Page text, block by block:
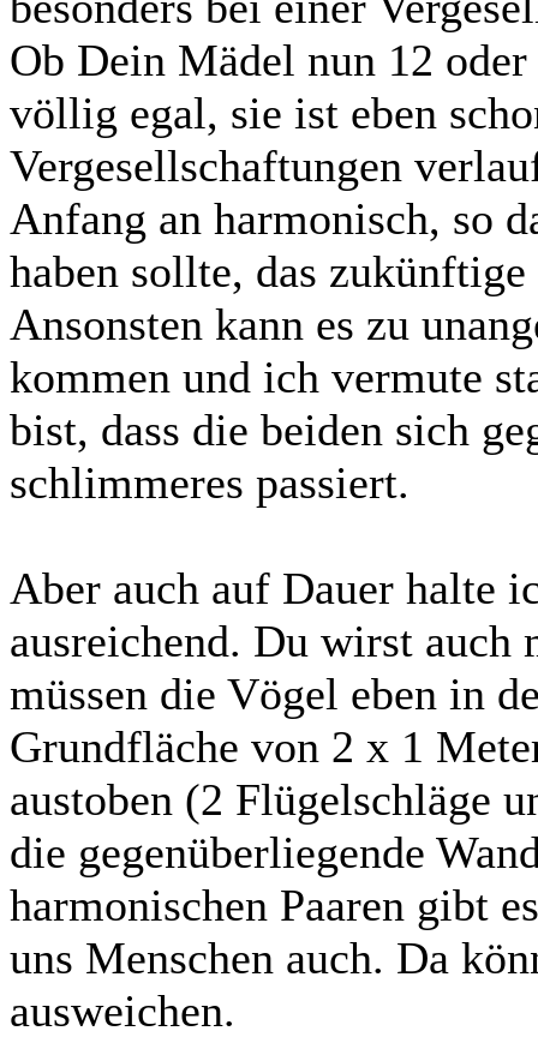
Ob Dein Mädel nun 12
völlig egal, sie ist eben
Vergesellschaftungen
Anfang an harmonisch, so
haben sollte, das
Ansonsten kann es zu
kommen und ich vermute
bist, dass die beiden sich
schlimmeres passiert.
Aber auch auf Dauer halte
ausreichend. Du wirst auch
müssen die Vögel eben in
Grundfläche von 2 x 1
austoben (2 Flügelschläge
die gegenüberliegende
harmonischen Paaren gibt
uns Menschen auch. Da
ausweichen.